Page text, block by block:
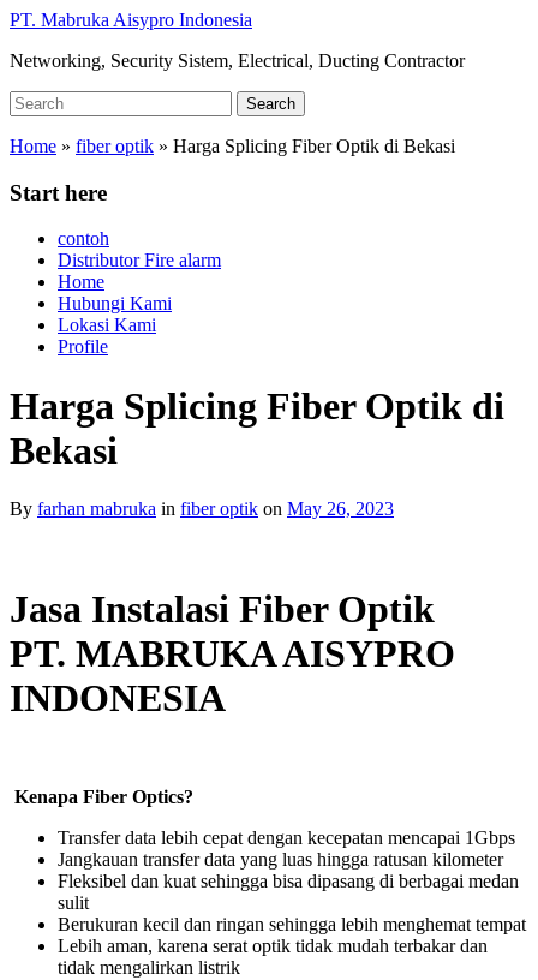
Skip
main
PT. Mabruka Aisypro Indonesia
Networking, Security Sistem, Electrical, Ducting Contractor
Search
for:
Search
Home » fiber optik » Harga Splicing Fiber Optik di Bekasi
Start here
contoh
Distributor Fire alarm
Home
Hubungi Kami
Lokasi Kami
Profile
Harga Splicing Fiber Optik di
Bekasi
By farhan mabruka in fiber optik on May 26, 2023
Jasa Instalasi Fiber Optik
PT. MABRUKA AISYPRO
INDONESIA
Kenapa Fiber Optics?
Transfer data lebih cepat dengan kecepatan mencapai 1Gbps
Jangkauan transfer data yang luas hingga ratusan kilometer
Fleksibel dan kuat sehingga bisa dipasang di berbagai medan
sulit
Berukuran kecil dan ringan sehingga lebih menghemat tempat
Lebih aman, karena serat optik tidak mudah terbakar dan
tidak mengalirkan listrik